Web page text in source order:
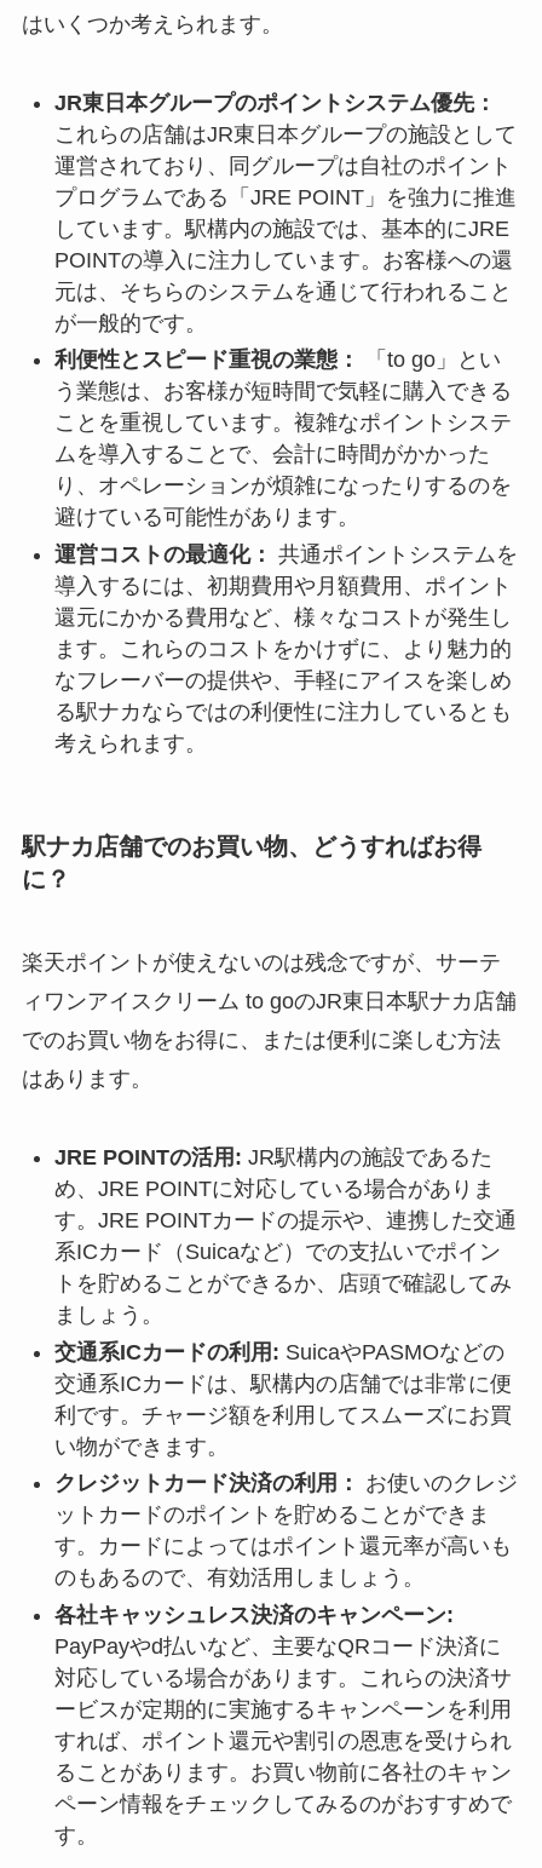
はいくつか考えられます。
JR東日本グループのポイントシステム優先：
これらの店舗はJR東日本グループの施設として
運営されており、同グループは自社のポイント
プログラムである「JRE POINT」を強力に推進
しています。駅構内の施設では、基本的にJRE
POINTの導入に注力しています。お客様への還
元は、そちらのシステムを通じて行われること
が一般的です。
利便性とスピード重視の業態：
「to go」とい
う業態は、お客様が短時間で気軽に購入できる
ことを重視しています。複雑なポイントシステ
ムを導入することで、会計に時間がかかった
り、オペレーションが煩雑になったりするのを
避けている可能性があります。
運営コストの最適化： 共通ポイントシステムを
導入するには、初期費用や月額費用、ポイント
還元にかかる費用など、様々なコストが発生し
ます。これらのコストをかけずに、より魅力的
なフレーバーの提供や、手軽にアイスを楽しめ
る駅ナカならではの利便性に注力しているとも
考えられます。
駅ナカ店舗でのお買い物、どうすればお得
に？
楽天ポイントが使えないのは残念ですが、サーテ
ィワンアイスクリーム to goのJR東日本駅ナカ店舗
でのお買い物をお得に、または便利に楽しむ方法
はあります。
JRE POINTの活用: JR駅構内の施設であるた
め、JRE POINTに対応している場合がありま
す。JRE POINTカードの提示や、連携した交通
系ICカード（Suicaなど）での支払いでポイン
トを貯めることができるか、店頭で確認してみ
ましょう。
交通系ICカードの利用: SuicaやPASMOなどの
交通系ICカードは、駅構内の店舗では非常に便
利です。チャージ額を利用してスムーズにお買
い物ができます。
クレジットカード決済の利用：
お使いのクレジ
ットカードのポイントを貯めることができま
す。カードによってはポイント還元率が高いも
のもあるので、有効活用しましょう。
各社キャッシュレス決済のキャンペーン:
PayPayやd払いなど、主要なQRコード決済に
対応している場合があります。これらの決済サ
ービスが定期的に実施するキャンペーンを利用
すれば、ポイント還元や割引の恩恵を受けられ
ることがあります。お買い物前に各社のキャン
ペーン情報をチェックしてみるのがおすすめで
す。